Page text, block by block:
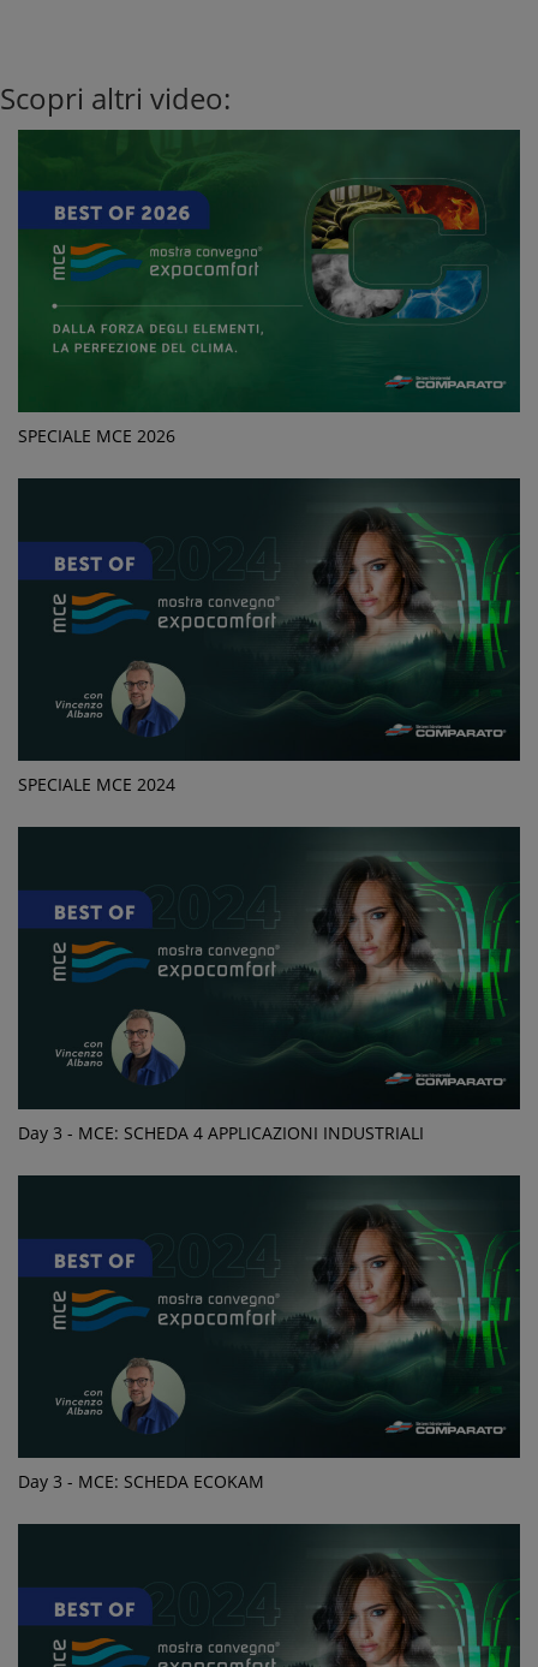
Scopri altri video:
SPECIALE MCE 2026
SPECIALE MCE 2024
Day 3 - MCE: SCHEDA 4 APPLICAZIONI INDUSTRIALI
Day 3 - MCE: SCHEDA ECOKAM